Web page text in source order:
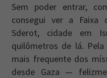
Sem poder entrar,
consegui ver a Faixa
Sderot, cidade em
quilômetros de lá.
mais frequente dos
desde Gaza —